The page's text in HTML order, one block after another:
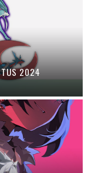
2024